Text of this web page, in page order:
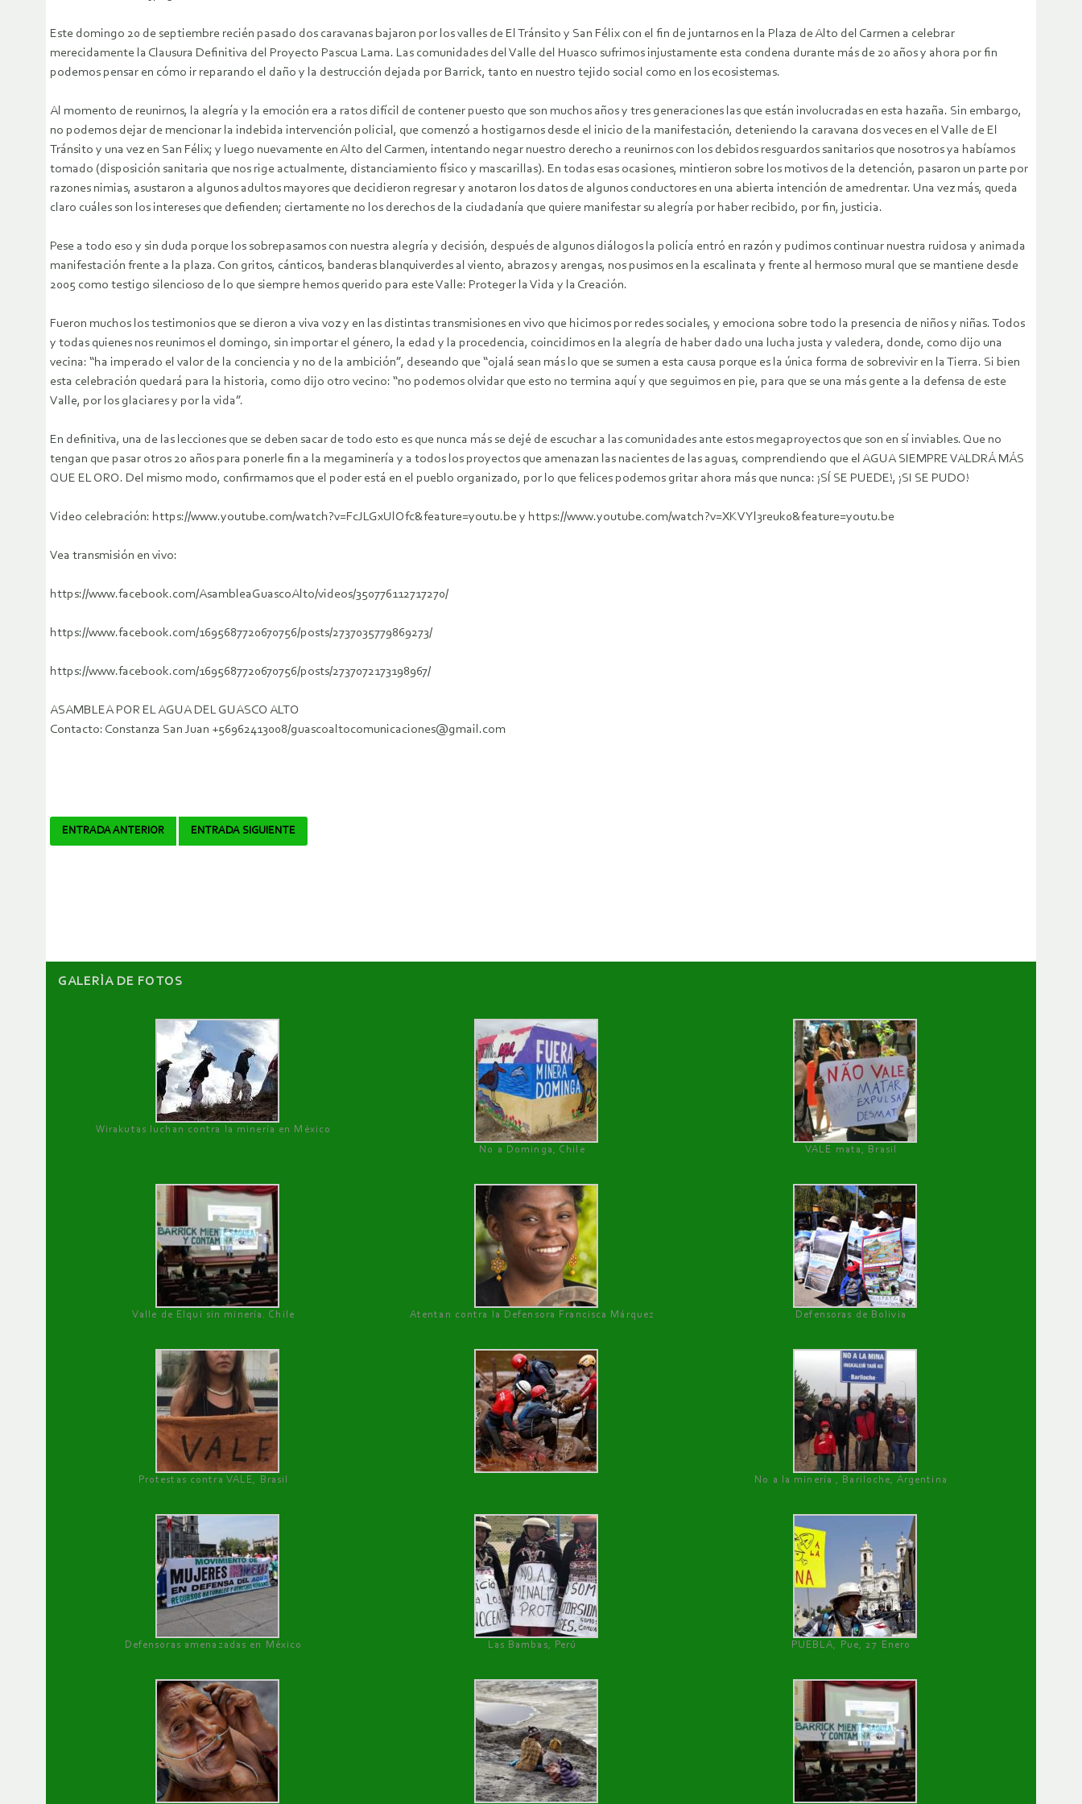
Este domingo 20 de septiembre recién pasado dos caravanas bajaron por los valles de El Tránsito y San Félix con el fin de juntarnos en la Plaza de Alto del Carmen a celebrar
merecidamente la Clausura Definitiva del Proyecto Pascua Lama. Las comunidades del Valle del Huasco sufrimos injustamente esta condena durante más de 20 años y ahora por fin
podemos pensar en cómo ir reparando el daño y la destrucción dejada por Barrick, tanto en nuestro tejido social como en los ecosistemas.
Al momento de reunirnos, la alegría y la emoción era a ratos difícil de contener puesto que son muchos años y tres generaciones las que están involucradas en esta hazaña. Sin embargo,
no podemos dejar de mencionar la indebida intervención policial, que comenzó a hostigarnos desde el inicio de la manifestación, deteniendo la caravana dos veces en el Valle de El
Tránsito y una vez en San Félix; y luego nuevamente en Alto del Carmen, intentando negar nuestro derecho a reunirnos con los debidos resguardos sanitarios que nosotros ya habíamos
tomado (disposición sanitaria que nos rige actualmente, distanciamiento físico y mascarillas). En todas esas ocasiones, mintieron sobre los motivos de la detención, pasaron un parte por
razones nimias, asustaron a algunos adultos mayores que decidieron regresar y anotaron los datos de algunos conductores en una abierta intención de amedrentar. Una vez más, queda
claro cuáles son los intereses que defienden; ciertamente no los derechos de la ciudadanía que quiere manifestar su alegría por haber recibido, por fin, justicia.
Pese a todo eso y sin duda porque los sobrepasamos con nuestra alegría y decisión, después de algunos diálogos la policía entró en razón y pudimos continuar nuestra ruidosa y animada
manifestación frente a la plaza. Con gritos, cánticos, banderas blanquiverdes al viento, abrazos y arengas, nos pusimos en la escalinata y frente al hermoso mural que se mantiene desde
2005 como testigo silencioso de lo que siempre hemos querido para este Valle: Proteger la Vida y la Creación.
Fueron muchos los testimonios que se dieron a viva voz y en las distintas transmisiones en vivo que hicimos por redes sociales, y emociona sobre todo la presencia de niños y niñas. Todos
y todas quienes nos reunimos el domingo, sin importar el género, la edad y la procedencia, coincidimos en la alegría de haber dado una lucha justa y valedera, donde, como dijo una
vecina: “ha imperado el valor de la conciencia y no de la ambición”, deseando que “ojalá sean más lo que se sumen a esta causa porque es la única forma de sobrevivir en la Tierra. Si bien
esta celebración quedará para la historia, como dijo otro vecino: “no podemos olvidar que esto no termina aquí y que seguimos en pie, para que se una más gente a la defensa de este
Valle, por los glaciares y por la vida”.
En definitiva, una de las lecciones que se deben sacar de todo esto es que nunca más se dejé de escuchar a las comunidades ante estos megaproyectos que son en sí inviables. Que no
tengan que pasar otros 20 años para ponerle fin a la megaminería y a todos los proyectos que amenazan las nacientes de las aguas, comprendiendo que el AGUA SIEMPRE VALDRÁ MÁS
QUE EL ORO. Del mismo modo, confirmamos que el poder está en el pueblo organizado, por lo que felices podemos gritar ahora más que nunca: ¡SÍ SE PUEDE!, ¡SI SE PUDO!
Video celebración: https://www.youtube.com/watch?v=FcJLGxUlOfc&feature=youtu.be y https://www.youtube.com/watch?v=XKVYl3reuk0&feature=youtu.be
Vea transmisión en vivo:
https://www.facebook.com/AsambleaGuascoAlto/videos/350776112717270/
https://www.facebook.com/1695687720670756/posts/2737035779869273/
https://www.facebook.com/1695687720670756/posts/2737072173198967/
ASAMBLEA POR EL AGUA DEL GUASCO ALTO
Contacto: Constanza San Juan +56962413008/guascoaltocomunicaciones@gmail.com
Navegador
ENTRADA ANTERIOR ENTRADA SIGUIENTE
GALERÌA DE FOTOS
Wirakutas luchan contra la minería en México
No a Dominga, Chile
VALE mata, Brasil
Valle de Elqui sin minería. Chile Atentan contra la Defensora Francisca Márquez Defensoras de Bolivia
Protestas contra VALE, Brasil No a la minería , Bariloche, Argentina
Defensoras amenazadas en México Las Bambas, Perú PUEBLA, Pue, 27 Enero